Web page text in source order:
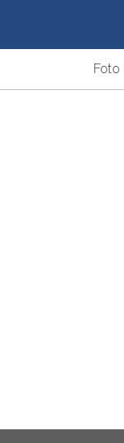
Foto